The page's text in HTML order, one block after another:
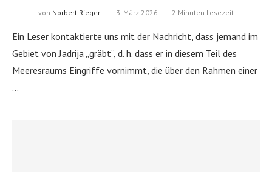
von Norbert Rieger 3. März 2026 2 Minuten Lesezeit
Ein Leser kontaktierte uns mit der Nachricht, dass jemand im
Gebiet von Jadrija „gräbt“, d. h. dass er in diesem Teil des
Meeresraums Eingriffe vornimmt, die über den Rahmen einer
…